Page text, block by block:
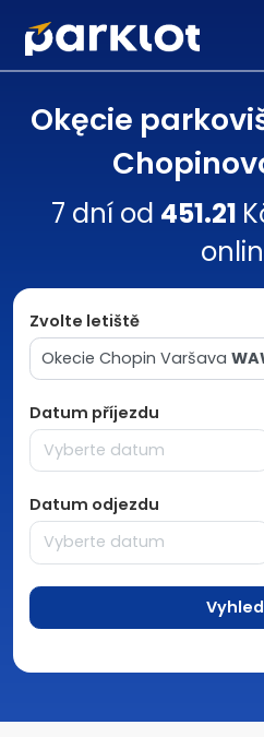
Okęcie
7 dní od 451.21
Zvolte letiště
Okecie Chopin Varšava
Datum příjezdu
Datum odjezdu